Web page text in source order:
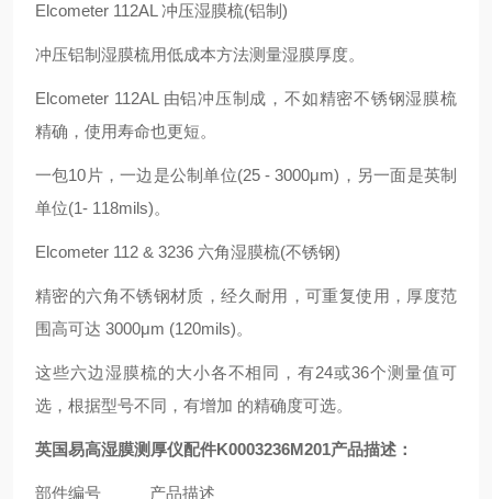
Elcometer 112AL 冲压湿膜梳(铝制)
冲压铝制湿膜梳用低成本方法测量湿膜厚度。
Elcometer 112AL 由铝冲压制成，不如精密不锈钢湿膜梳
精确，使用寿命也更短。
一包10片，一边是公制单位(25 - 3000μm)，另一面是英制
单位(1- 118mils)。
Elcometer 112 & 3236 六角湿膜梳(不锈钢)
精密的六角不锈钢材质，经久耐用，可重复使用，厚度范
围高可达 3000μm (120mils)。
这些六边湿膜梳的大小各不相同，有24或36个测量值可
选，根据型号不同，有增加 的精确度可选。
英国易高湿膜测厚仪配件K0003236M201产品描述：
部件编号 产品描述